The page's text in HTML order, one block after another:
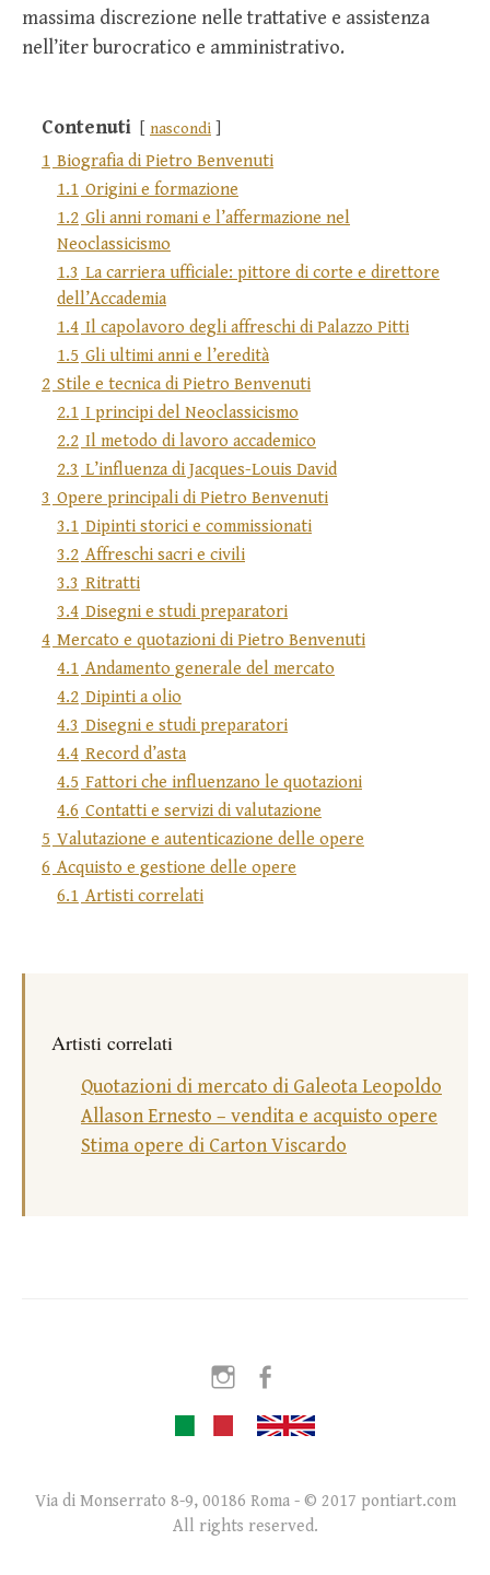
massima discrezione nelle trattative e assistenza
nell’iter burocratico e amministrativo.
Contenuti nascondi
1 Biografia di Pietro Benvenuti
1.1 Origini e formazione
1.2 Gli anni romani e l’affermazione nel
Neoclassicismo
1.3 La carriera ufficiale: pittore di corte e direttore
dell’Accademia
1.4 Il capolavoro degli affreschi di Palazzo Pitti
1.5 Gli ultimi anni e l’eredità
2 Stile e tecnica di Pietro Benvenuti
2.1 I principi del Neoclassicismo
2.2 Il metodo di lavoro accademico
2.3 L’influenza di Jacques-Louis David
3 Opere principali di Pietro Benvenuti
3.1 Dipinti storici e commissionati
3.2 Affreschi sacri e civili
3.3 Ritratti
3.4 Disegni e studi preparatori
4 Mercato e quotazioni di Pietro Benvenuti
4.1 Andamento generale del mercato
4.2 Dipinti a olio
4.3 Disegni e studi preparatori
4.4 Record d’asta
4.5 Fattori che influenzano le quotazioni
4.6 Contatti e servizi di valutazione
5 Valutazione e autenticazione delle opere
6 Acquisto e gestione delle opere
6.1 Artisti correlati
Artisti correlati
Quotazioni di mercato di Galeota Leopoldo
Allason Ernesto – vendita e acquisto opere
Stima opere di Carton Viscardo
Instagram
Via di Monserrato 8-9, 00186 Roma - © 2017 pontiart.com
All rights reserved.